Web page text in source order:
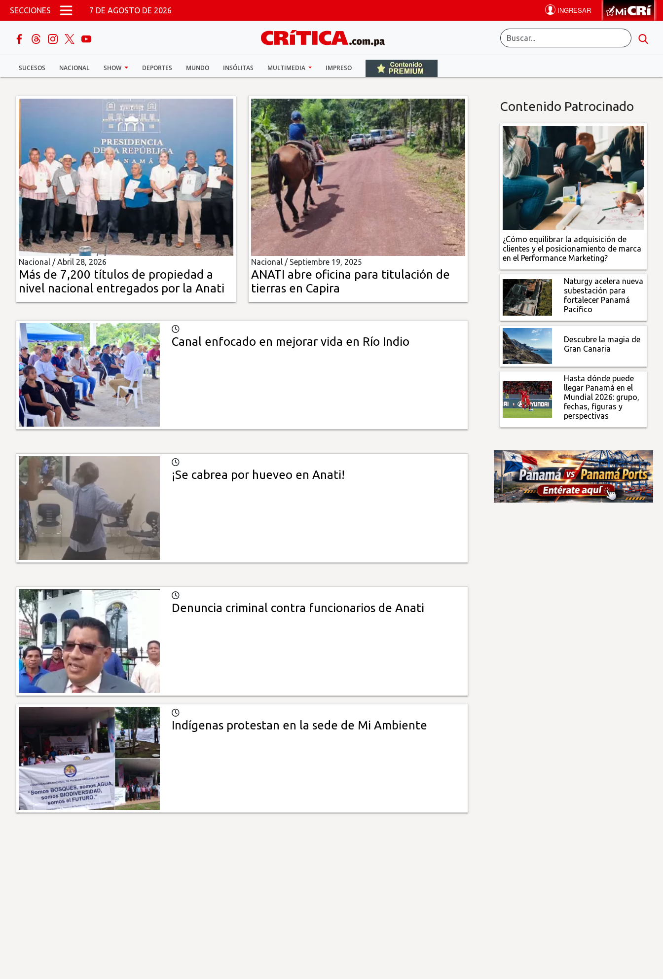
Pasar al contenido principal
SECCIONES 7 DE AGOSTO DE 2026
SUCESOS NACIONAL SHOW DEPORTES MUNDO INSÓLITAS MULTIMEDIA IMPRESO
buscar
Sucesos
Nacional
Show
Deportes
Mundo
Insólitas
Multimedia
Impreso
Nacional /Abril 28, 2026
Más de 7,200 títulos de propiedad a
nivel nacional entregados por la Anati
Nacional / Septiembre 19, 2025
ANATI abre oficina para titulación de
tierras en Capira
Canal enfocado en mejorar vida en Río Indio
¡Se cabrea por hueveo en Anati!
Denuncia criminal contra funcionarios de Anati
Indígenas protestan en la sede de Mi Ambiente
Contenido Patrocinado
¿Cómo equilibrar la adquisición de
clientes y el posicionamiento de marca
en el Performance Marketing?
Naturgy acelera nueva
subestación para
fortalecer Panamá
Pacífico
Descubre la magia de
Gran Canaria
Hasta dónde puede
llegar Panamá en el
Mundial 2026: grupo,
fechas, figuras y
perspectivas